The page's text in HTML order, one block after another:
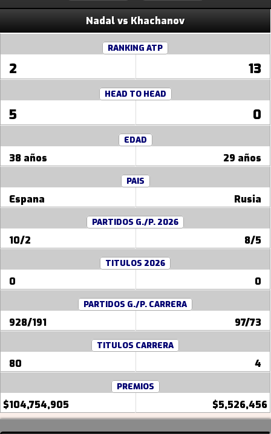
Nadal vs Khachanov
RANKING ATP
2 13
HEAD TO HEAD
5 0
EDAD
38 años 29 años
PAIS
Espana Rusia
PARTIDOS G./P. 2026
10/2 8/5
TITULOS 2026
0 0
PARTIDOS G./P. CARRERA
928/191 97/73
TITULOS CARRERA
80 4
PREMIOS
$104,754,905 $5,526,456